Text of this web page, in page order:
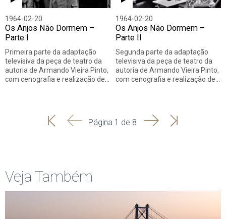
1964-02-20
Os Anjos Não Dormem –
Parte I
Primeira parte da adaptação
televisiva da peça de teatro da
autoria de Armando Vieira Pinto,
com cenografia e realização de…
1964-02-20
Os Anjos Não Dormem –
Parte II
Segunda parte da adaptação
televisiva da peça de teatro da
autoria de Armando Vieira Pinto,
com cenografia e realização de…
'
'
Página 1 de 8 SeguinteÚltima
Veja Também